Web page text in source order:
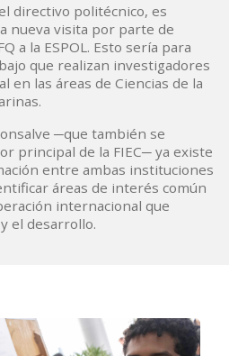
directivo politécnico, es
nueva visita por parte de
a la ESPOL. Esto sería para
que realizan investigadores
en las áreas de Ciencias de la
─que también se
principal de la FIEC─ ya existe
entre ambas instituciones
áreas de interés común
internacional que
el desarrollo.